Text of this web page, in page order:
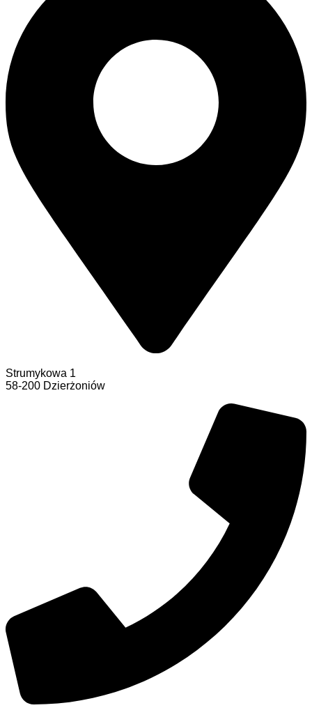
Strumykowa 1
58-200 Dzierżoniów